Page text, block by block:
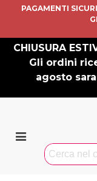
PAGAMENTI
CHIUSURA
Gli ordini
agosto